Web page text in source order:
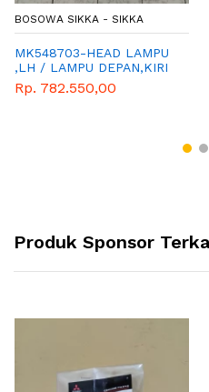
BOSOWA SIKKA - SIKKA
MK548703-HEAD LAMPU
,LH / LAMPU DEPAN,KIRI
Rp. 782.550,00
Produk Sponsor